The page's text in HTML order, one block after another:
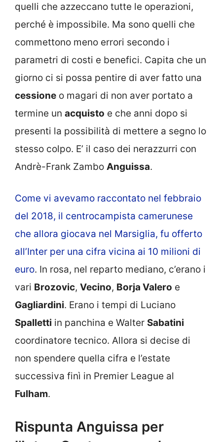
quelli che azzeccano tutte le operazioni,
perché è impossibile. Ma sono quelli che
commettono meno errori secondo i
parametri di costi e benefici. Capita che un
giorno ci si possa pentire di aver fatto una
cessione o magari di non aver portato a
termine un acquisto e che anni dopo si
presenti la possibilità di mettere a segno lo
stesso colpo. E’ il caso dei nerazzurri con
Andrè-Frank Zambo Anguissa.
Come vi avevamo raccontato nel febbraio
del 2018, il centrocampista camerunese
che allora giocava nel Marsiglia, fu offerto
all’Inter per una cifra vicina ai 10 milioni di
euro. In rosa, nel reparto mediano, c’erano i
vari Brozovic, Vecino, Borja Valero e
Gagliardini. Erano i tempi di Luciano
Spalletti in panchina e Walter Sabatini
coordinatore tecnico. Allora si decise di
non spendere quella cifra e l’estate
successiva finì in Premier League al
Fulham.
Rispunta Anguissa per